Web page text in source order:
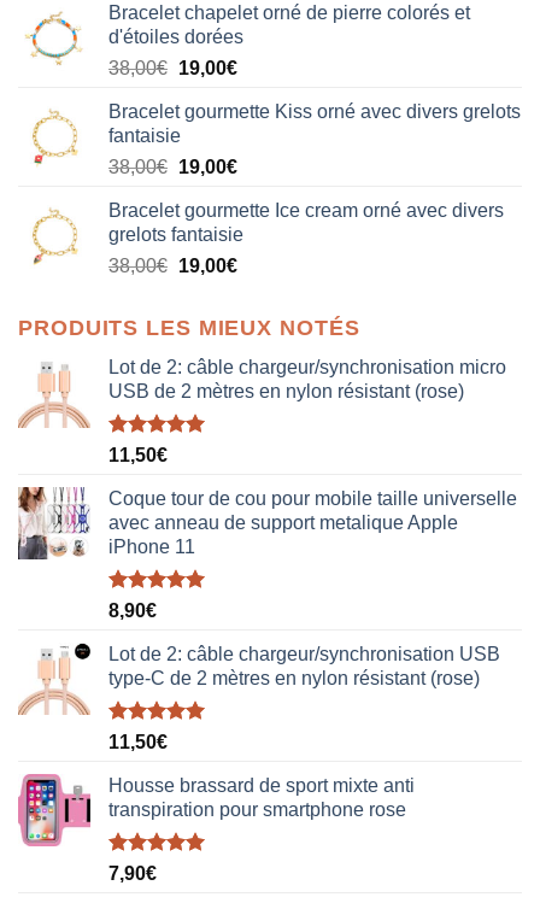
Bracelet chapelet orné de pierre colorés et
d'étoiles dorées
38,00€ Le
initial
était :
38,00€.
19,00€Le
actuel
19,00€.
Bracelet gourmette Kiss orné avec divers grelots
fantaisie
38,00€ Le
initial
était :
38,00€.
19,00€Le
actuel
est :
19,00€.
Bracelet gourmette Ice cream orné avec divers
grelots fantaisie
38,00€ Le
était :
38,00€.
19,00€Le
est :
19,00€.
PRODUITS LES MIEUX NOTÉS
Lot de 2: câble chargeur/synchronisation micro
USB de 2 mètres en nylon résistant (rose)
Note5.00
11,50€
Coque tour de cou pour mobile taille universelle
avec anneau de support metalique Apple
iPhone 11
Note5.00
8,90€
Lot de 2: câble chargeur/synchronisation USB
type-C de 2 mètres en nylon résistant (rose)
Note5.00
11,50€
Housse brassard de sport mixte anti
transpiration pour smartphone rose
Note5.00
7,90€